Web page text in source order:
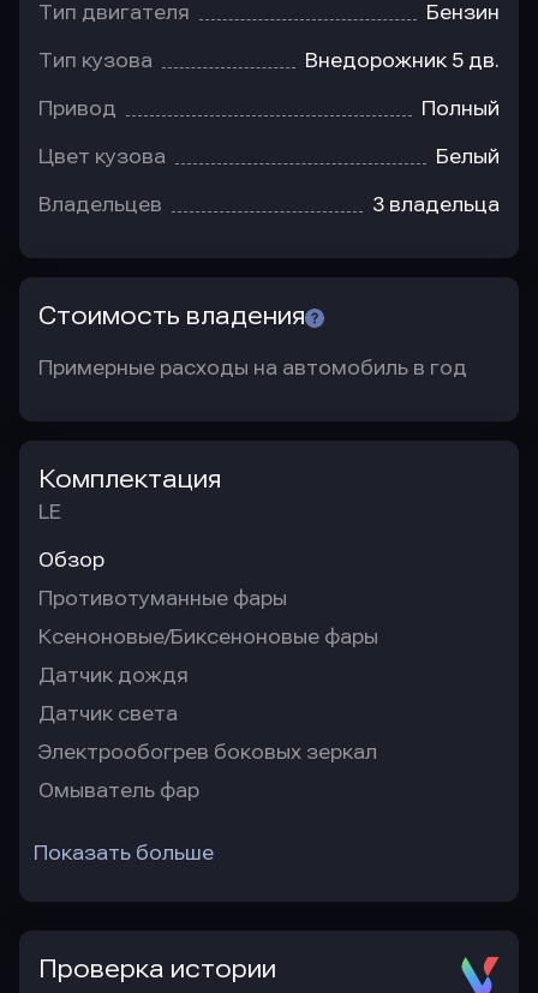
Тип двигателя Бензин
Тип кузова Внедорожник 5 дв.
Привод Полный
Цвет кузова Белый
Владельцев 3 владельца
Стоимость владения
Примерные расходы на автомобиль в год
Комплектация
LE
Обзор
Противотуманные фары
Ксеноновые/Биксеноновые фары
Датчик дождя
Датчик света
Электрообогрев боковых зеркал
Омыватель фар
Показать больше
Проверка истории